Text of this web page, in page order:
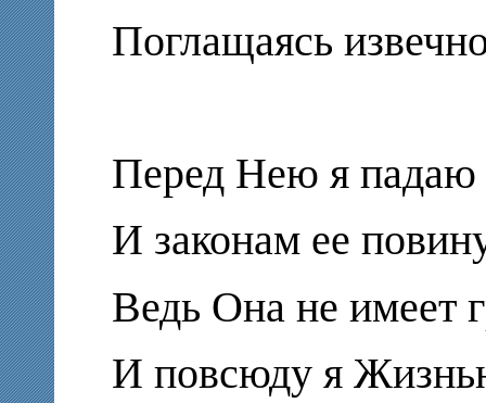
Поглащаясь
Перед Нею я падаю
И законам ее
Ведь Она не имеет
И повсюду я